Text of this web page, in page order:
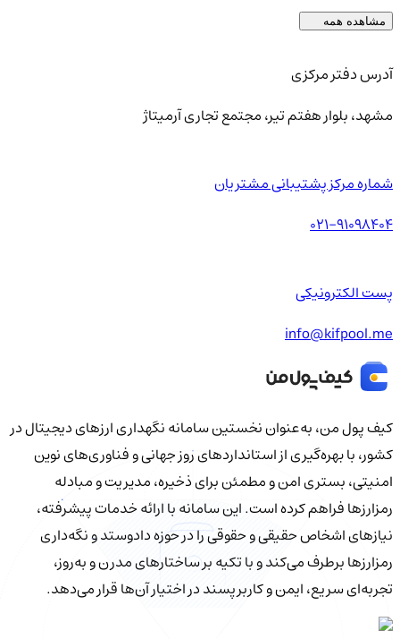
مشاهده همه
آدرس دفتر مرکزی
مشهد، بلوار هفتم تیر، مجتمع تجاری آرمیتاژ
شماره مرکز پشتیبانی مشتریان
021-91098404
پست الکترونیکی
info@kifpool.me
کیف‌ پول من، به‌عنوان نخستین سامانه نگهداری ارزهای دیجیتال در
کشور، با بهره‌گیری از استانداردهای روز جهانی و فناوری‌های نوین
امنیتی، بستری امن و مطمئن برای ذخیره، مدیریت و مبادله
رمزارزها فراهم کرده است. این سامانه با ارائه خدمات پیشرفته،
نیازهای اشخاص حقیقی و حقوقی را در حوزه دادوستد و نگه‌داری
رمزارزها برطرف می‌کند و با تکیه بر ساختارهای مدرن و به‌روز،
تجربه‌ای سریع، ایمن و کاربرپسند در اختیار آن‌ها قرار می‌دهد.